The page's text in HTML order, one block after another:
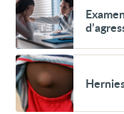
Examen
d’une
personne
victime
d’agression
sexuelle
Voir
Hernies
chez
l’enfant